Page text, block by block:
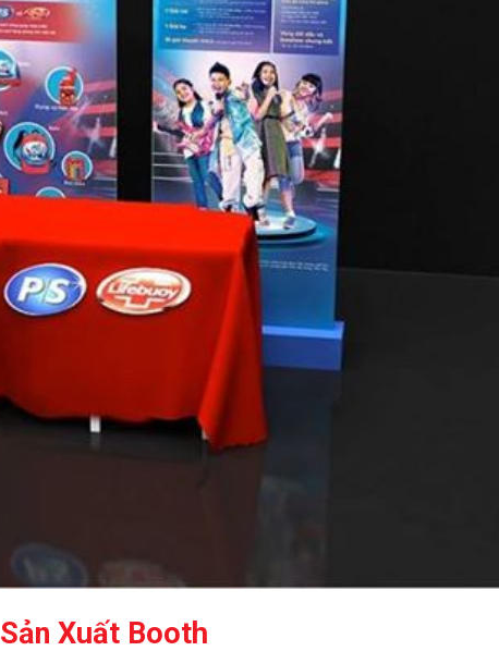
Sản Xuất Booth